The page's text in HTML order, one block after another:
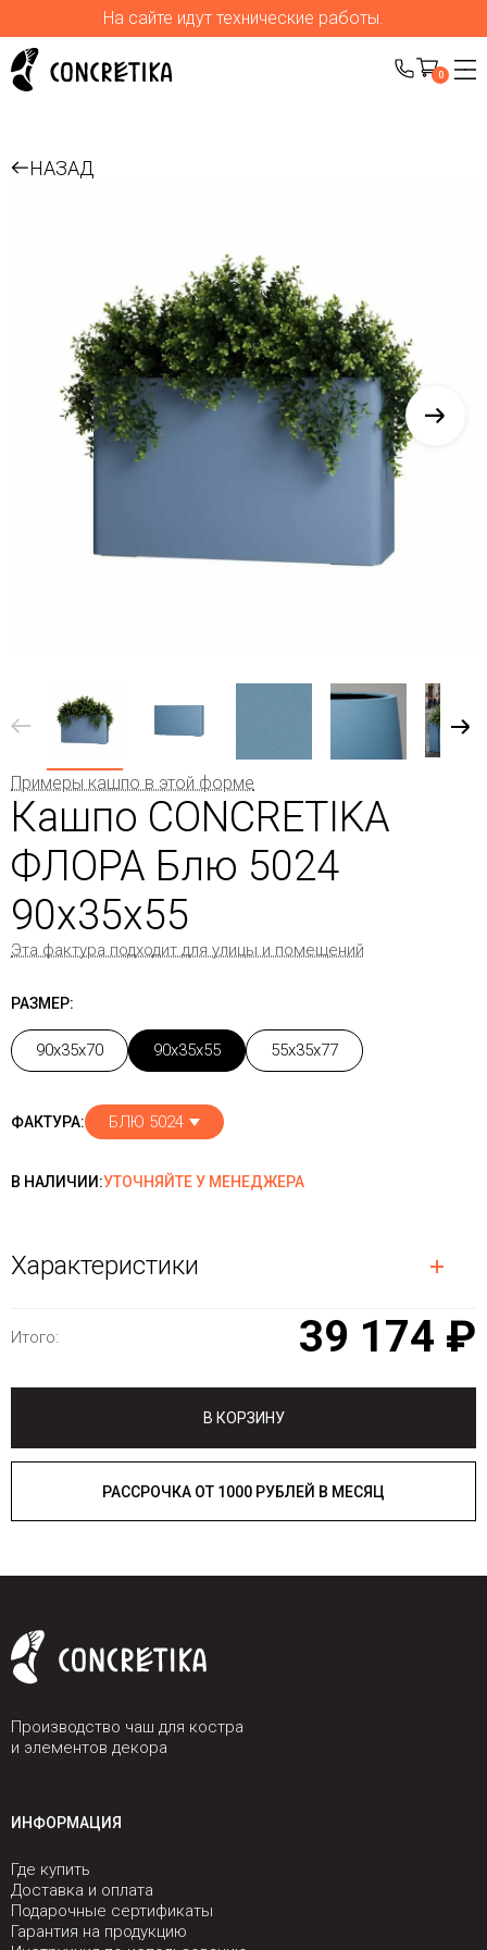
На сайте идут технические работы.
0
НАЗАД
Примеры кашпо в этой форме
Кашпо CONCRETIKA
ФЛОРА Блю 5024
90x35x55
Эта фактура подходит для улицы и помещений
РАЗМЕР:
90x35x70 90x35x55 55x35x77
ФАКТУРА: БЛЮ 5024
В НАЛИЧИИ:УТОЧНЯЙТЕ У МЕНЕДЖЕРА
Характеристики
Итого: 39 174 ₽
В КОРЗИНУ
РАССРОЧКА ОТ 1000 РУБЛЕЙ В МЕСЯЦ
Производство чаш для костра
и элементов декора
ИНФОРМАЦИЯ
Где купить
Доставка и оплата
Подарочные сертификаты
Гарантия на продукцию